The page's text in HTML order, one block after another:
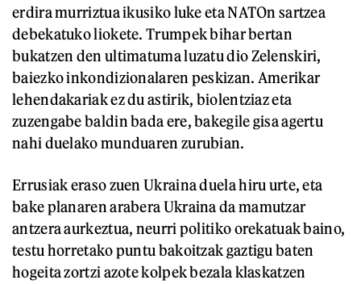
erdira murriztua ikusiko luke eta NATOn sartzea
debekatuko liokete. Trumpek bihar bertan
bukatzen den ultimatuma luzatu dio Zelenskiri,
baiezko inkondizionalaren peskizan. Amerikar
lehendakariak ez du astirik, biolentziaz eta
zuzengabe baldin bada ere, bakegile gisa agertu
nahi duelako munduaren zurubian.
Errusiak eraso zuen Ukraina duela hiru urte, eta
bake planaren arabera Ukraina da mamutzar
antzera aurkeztua, neurri politiko orekatuak baino,
testu horretako puntu bakoitzak gaztigu baten
hogeita zortzi azote kolpek bezala klaskatzen